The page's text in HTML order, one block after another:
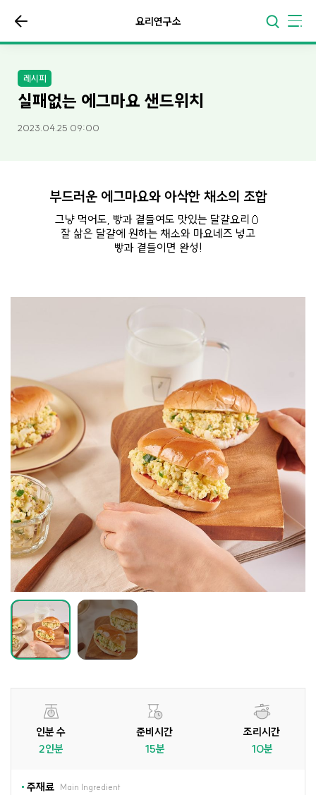
요리연구소
레시피
실패없는 에그마요 샌드위치
2023.04.25 09:00
부드러운 에그마요와 아삭한 채소의 조합
그냥 먹어도, 빵과 곁들여도 맛있는 달걀요리🥚
잘 삶은 달걀에 원하는 채소와 마요네즈 넣고
빵과 곁들이면 완성!
인분 수
2인분
준비시간
15분
조리시간
10분
주재료 Main Ingredient